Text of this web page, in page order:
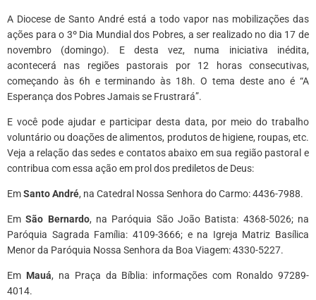
A Diocese de Santo André está a todo vapor nas mobilizações das
ações para o 3º Dia Mundial dos Pobres, a ser realizado no dia 17 de
novembro (domingo). E desta vez, numa iniciativa inédita,
acontecerá nas regiões pastorais por 12 horas consecutivas,
começando às 6h e terminando às 18h. O tema deste ano é “A
Esperança dos Pobres Jamais se Frustrará”.
E você pode ajudar e participar desta data, por meio do trabalho
voluntário ou doações de alimentos, produtos de higiene, roupas, etc.
Veja a relação das sedes e contatos abaixo em sua região pastoral e
contribua com essa ação em prol dos prediletos de Deus:
EmSanto André, na Catedral Nossa Senhora do Carmo: 4436-7988.
EmSão Bernardo, na Paróquia São João Batista: 4368-5026; na
Paróquia Sagrada Família: 4109-3666; e na Igreja Matriz Basílica
Menor da Paróquia Nossa Senhora da Boa Viagem: 4330-5227.
Em Mauá, na Praça da Bíblia: informações com Ronaldo 97289-
4014.